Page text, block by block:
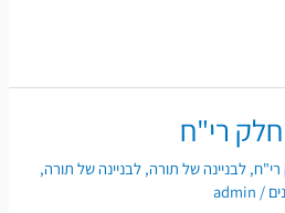
רי"ח
,לבניינה של תורה,לבניינה של תורה,
/
admin